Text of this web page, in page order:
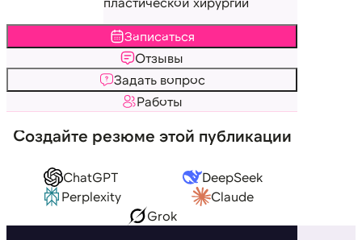
Записаться
Отзывы
Задать вопрос
Работы
Создайте резюме этой публикации
ChatGPT
DeepSeek
Perplexity
Claude
Grok